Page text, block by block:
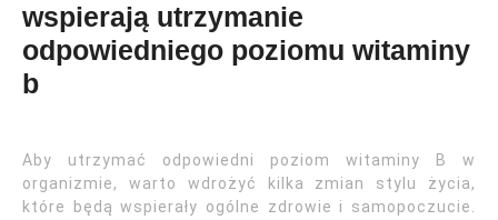
wspierają utrzymanie
odpowiedniego poziomu witaminy
b
Aby utrzymać odpowiedni poziom witaminy B w
organizmie, warto wdrożyć kilka zmian stylu życia,
które będą wspierały ogólne zdrowie i samopoczucie.